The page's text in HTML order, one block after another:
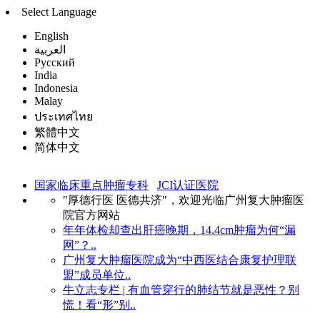
Select Language
English
العربية
Русский
India
Indonesia
Malay
ประเทศไทย
繁體中文
简体中文
国家临床重点肿瘤专科
JCI认证医院
"厚德行医 医德共济"，欢迎光临广州复大肿瘤医
院官方网站
年年体检却查出肝癌晚期，14.4cm肿瘤为何“漏
网”？..
广州复大肿瘤医院成为“中西医结合康复护理联
盟”成员单位..
牛立志专栏 | 有血管穿行的肺结节就是恶性？别
慌！看“形”别..